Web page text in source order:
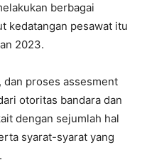
berbagai
kedatangan pesawat itu
2023.
dan proses assesment
otoritas bandara dan
dengan sejumlah hal
syarat-syarat yang